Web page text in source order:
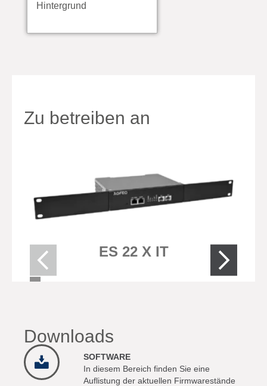
Hintergrund
Zu betreiben an
ES 22 X IT
Downloads
SOFTWARE
In diesem Bereich finden Sie eine
Auflistung der aktuellen Firmwarestände